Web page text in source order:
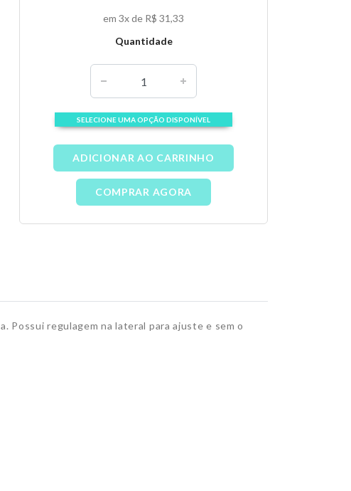
em 3x de R$ 31,33
Quantidade
SELECIONE UMA OPÇÃO DISPONÍVEL
ADICIONAR AO CARRINHO
COMPRAR AGORA
Possui regulagem na lateral para ajuste e sem o